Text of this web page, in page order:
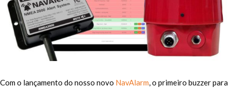
Com o lançamento do nosso novo NavAlarm, o primeiro buzzer para